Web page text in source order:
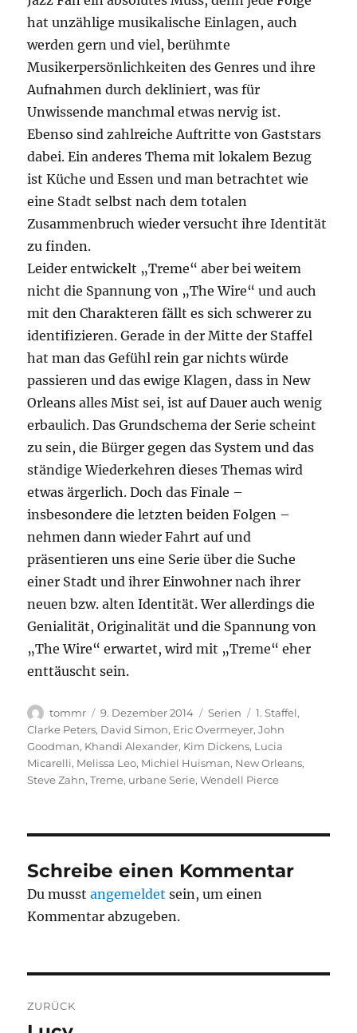
hat unzählige musikalische Einlagen, auch
werden gern und viel, berühmte
Musikerpersönlichkeiten des Genres und ihre
Aufnahmen durch dekliniert, was für
Unwissende manchmal etwas nervig ist.
Ebenso sind zahlreiche Auftritte von Gaststars
dabei. Ein anderes Thema mit lokalem Bezug
ist Küche und Essen und man betrachtet wie
eine Stadt selbst nach dem totalen
Zusammenbruch wieder versucht ihre Identität
zu finden.
Leider entwickelt „Treme“ aber bei weitem
nicht die Spannung von „The Wire“ und auch
mit den Charakteren fällt es sich schwerer zu
identifizieren. Gerade in der Mitte der Staffel
hat man das Gefühl rein gar nichts würde
passieren und das ewige Klagen, dass in New
Orleans alles Mist sei, ist auf Dauer auch wenig
erbaulich. Das Grundschema der Serie scheint
zu sein, die Bürger gegen das System und das
ständige Wiederkehren dieses Themas wird
etwas ärgerlich. Doch das Finale –
insbesondere die letzten beiden Folgen –
nehmen dann wieder Fahrt auf und
präsentieren uns eine Serie über die Suche
einer Stadt und ihrer Einwohner nach ihrer
neuen bzw. alten Identität. Wer allerdings die
Genialität, Originalität und die Spannung von
„The Wire“ erwartet, wird mit „Treme“ eher
enttäuscht sein.
Autor
tommr
Veröffentlicht
am
9. Dezember 2014 Kategorien
Serien Schlagwörter
1. Staffel,
Clarke Peters, David Simon, Eric Overmeyer,John
Goodman, Khandi Alexander, Kim Dickens, Lucia
Micarelli, Melissa Leo, Michiel Huisman, New Orleans,
Steve Zahn,Treme, urbane Serie,Wendell Pierce
Schreibe einen Kommentar
Du musstangemeldet sein, um einen
Kommentar abzugeben.
ZURÜCK